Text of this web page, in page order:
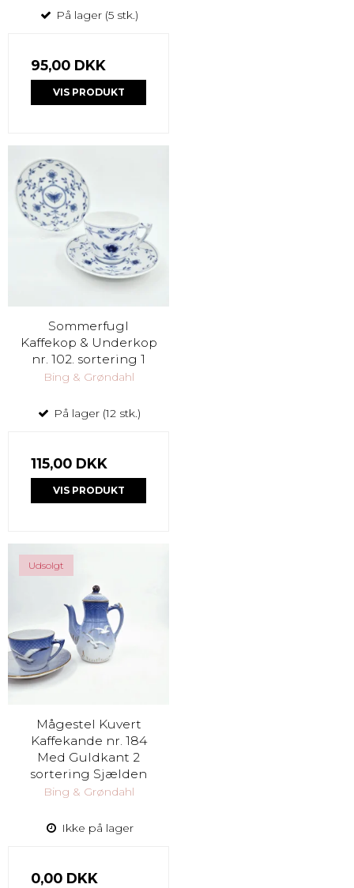
På lager (5 stk.)
95,00 DKK
VIS PRODUKT
Sommerfugl
Kaffekop & Underkop
nr. 102. sortering 1
Bing & Grøndahl
På lager (12 stk.)
115,00 DKK
VIS PRODUKT
Udsolgt
Mågestel Kuvert
Kaffekande nr. 184
Med Guldkant 2
sortering Sjælden
Bing & Grøndahl
Ikke på lager
0,00 DKK